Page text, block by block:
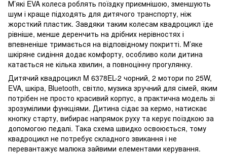
М’які EVA колеса роблять поїздку приємнішою, зменшують
шум і краще підходять для дитячого транспорту, ніж
жорсткий пластик. Завдяки таким колесам квадроцикл їде
рівніше, менше деренчить на дрібних нерівностях і
впевненіше тримається на відповідному покритті. М’яке
шкіряне сидіння додає комфорту, особливо коли дитина
катається не кілька хвилин, а повноцінну прогулянку.
Дитячий квадроцикл M 6378EL-2 чорний, 2 мотори по 25W,
EVA, шкіра, Bluetooth, світло, музика зручний для сімей, яким
потрібен не просто красивий корпус, а практична модель зі
зрозумілими функціями. Дитина сідає за кермо, натискає
кнопку старту, вибирає напрямок руху та керує поїздкою за
допомогою педалі. Така схема швидко освоюється, тому
квадроцикл не потребує складного звикання і не
перевантажує малюка зайвими елементами керування.